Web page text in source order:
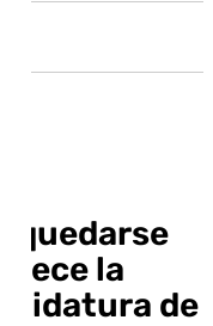
quedarse
la
de